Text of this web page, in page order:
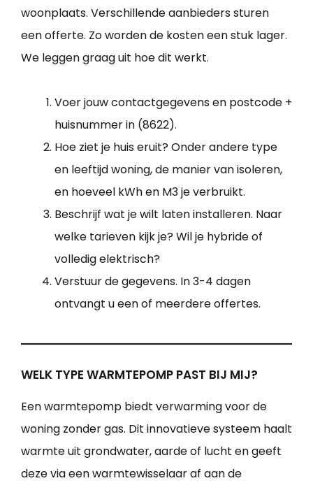
woonplaats. Verschillende aanbieders sturen
een offerte. Zo worden de kosten een stuk lager.
We leggen graag uit hoe dit werkt.
Voer jouw contactgegevens en postcode +
huisnummer in (8622).
Hoe ziet je huis eruit? Onder andere type
en leeftijd woning, de manier van isoleren,
en hoeveel kWh en M3 je verbruikt.
Beschrijf wat je wilt laten installeren. Naar
welke tarieven kijk je? Wil je hybride of
volledig elektrisch?
Verstuur de gegevens. In 3-4 dagen
ontvangt u een of meerdere offertes.
WELK TYPE WARMTEPOMP PAST BIJ MIJ?
Een warmtepomp biedt verwarming voor de
woning zonder gas. Dit innovatieve systeem haalt
warmte uit grondwater, aarde of lucht en geeft
deze via een warmtewisselaar af aan de